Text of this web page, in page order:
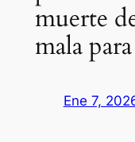
muerte
mala
Ene 7,